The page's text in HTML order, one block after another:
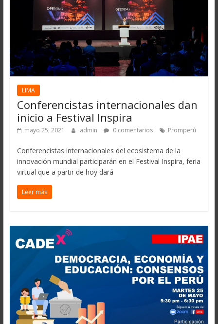
LIMA
Conferencistas internacionales dan
inicio a Festival Inspira
mayo 25, 2021 admin 0 comentarios Promperú
Conferencistas internacionales del ecosistema de la
innovación mundial participarán en el Festival Inspira, feria
virtual que a partir de hoy dará
Leer más